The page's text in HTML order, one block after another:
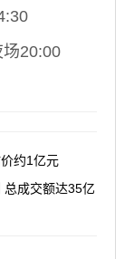
20:00
约1亿元
成交额达35亿